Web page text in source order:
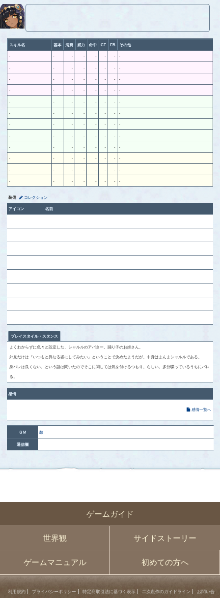
ゲームガイド
世界観 サイドストーリー
ゲームマニュアル 初めての方へ
スキル名 基本 消費 威力 命中 CT FB その他
- - - - - - - -
- - - - - - - -
- - - - - - - -
- - - - - - - -
- - - - - - - -
- - - - - - - -
- - - - - - - -
- - - - - - - -
- - - - - - - -
- - - - - - - -
- - - - - - - -
- - - - - - - -
装備 コレクション
アイコン 名前
プレイスタイル・スタンス
よくわからずに色々と設定した、シャルルのアバター。踊り子のお姉さん。
外見だけは『いつもと異なる姿にしてみたい』ということで決めたようだが、中身はまんまシャルルである。
身バレは良くない、という話は聞いたのでそこに関しては気を付けるつもり、らしい。多分喋っているうちにバレ
る。
感情
感情一覧へ
ＧＭ 愁
通信欄
利用規約 プライバシーポリシー 特定商取引法に基づく表示 二次創作のガイドライン お問い合